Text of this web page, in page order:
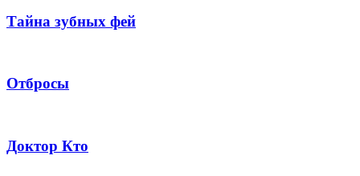
Тайна зубных фей
Отбросы
Доктор Кто